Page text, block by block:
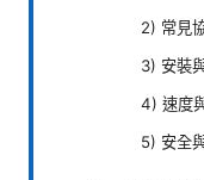
2) 常見
3) 安裝
4) 速度
5) 安全